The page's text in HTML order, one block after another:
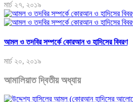
মার্চ ২৭, ২০১৯
আমল ও তদবির সম্পর্কে কোরআন ও হাদিসের বিবরণ
মার্চ ২০, ২০১৯
আমালিয়াত দ্বিতীয় অধ্যায়